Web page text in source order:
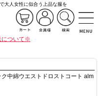
大人女性に似合う上品な服を
について※
中綿ウエストドロストコート alm